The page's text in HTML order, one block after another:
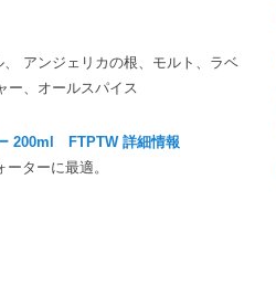
アンジェリカの根、モルト、ラベ
ー、オールスパイス
200ml FTPTW 詳細情報
ターに最適。